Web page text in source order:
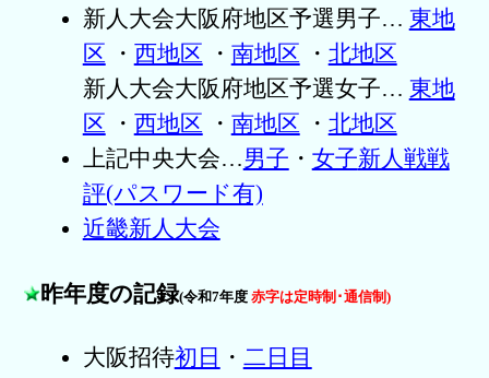
新人大会大阪府地区予選男子… 東地
区 ・ 西地区 ・ 南地区 ・ 北地区
新人大会大阪府地区予選女子… 東地
区 ・ 西地区 ・ 南地区 ・ 北地区
上記中央大会…男子 ・ 女子新人戦戦
評(パスワード有)
近畿新人大会
昨年度の記録(令和7年度赤字は定時制･通信制)
大阪招待初日 ・ 二日目